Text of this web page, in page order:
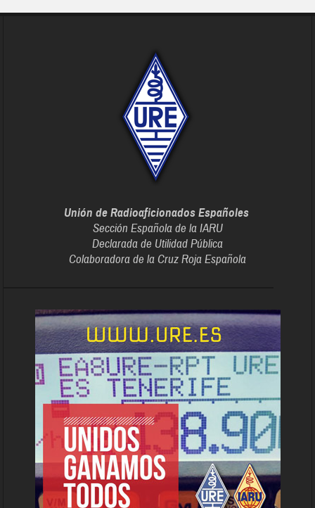
Unión de Radioaficionados Españoles
Sección Española de la IARU
Declarada de Utilidad Pública
Colaboradora de la Cruz Roja Española